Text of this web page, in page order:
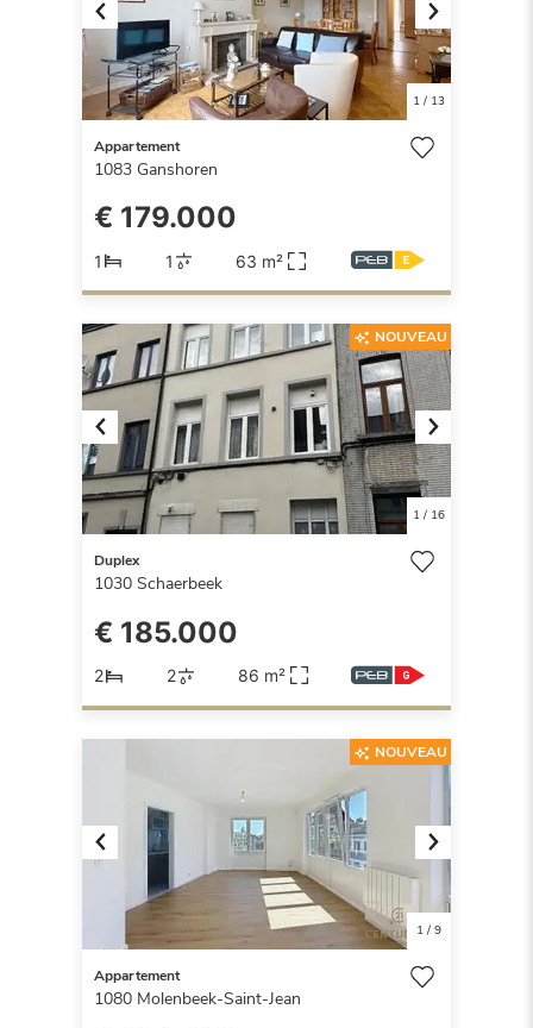
Previous Next
1/ 13
Appartement
1083 Ganshoren
€ 179.000
1 1 63 m²
Previous Next
1/ 16
NOUVEAU
Duplex
1030 Schaerbeek
€ 185.000
2 2 86 m²
Previous Next
1/ 9
NOUVEAU
Appartement
1080 Molenbeek-Saint-Jean